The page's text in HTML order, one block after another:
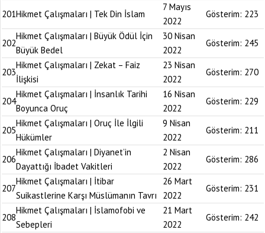
201Hikmet Çalışmaları | Tek Din İslam
7 Mayıs
2022
Gösterim: 223
202
Hikmet Çalışmaları | Büyük Ödül İçin
Büyük Bedel
30 Nisan
2022
Gösterim: 245
203
Hikmet Çalışmaları | Zekat – Faiz
İlişkisi
23 Nisan
2022
Gösterim: 270
204
Hikmet Çalışmaları | İnsanlık Tarihi
Boyunca Oruç
16 Nisan
2022
Gösterim: 229
205
Hikmet Çalışmaları | Oruç İle İlgili
Hükümler
9 Nisan
2022
Gösterim: 211
206
Hikmet Çalışmaları | Diyanet’in
Dayattığı İbadet Vakitleri
2 Nisan
2022
Gösterim: 286
207
Hikmet Çalışmaları | İtibar
Suikastlerine Karşı Müslümanın Tavrı
26 Mart
2022
Gösterim: 231
208
Hikmet Çalışmaları | İslamofobi ve
Sebepleri
21 Mart
2022
Gösterim: 242